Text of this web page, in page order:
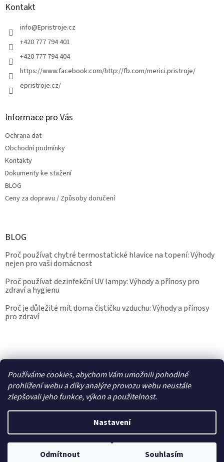
Používáme cookies, abychom Vám umožnili pohodlné
prohlížení webu a díky analýze provozu webu neustále
zlepšovali jeho funkce, výkon a použitelnost.
Nastavení
Odmítnout Souhlasím
Kontakt
info@Epristroje.cz
+420 777 794 401
+420 777 794 404
https://www.facebook.com/http://fb.com/merici.pristroje/
epristroje.cz/
Informace pro Vás
Ochrana dat
Obchodní podmínky
Kontakty
Dokumenty ke stažení
BLOG
Ceny za dopravu / Způsoby doručení
BLOG
Proč používat chytré termostatické hlavice na topení: Výhody
nejen pro vaši domácnost
Proč používat dezinfekční UV lampy: Výhody a přínosy pro
zdraví a hygienu
Proč je důležité mít doma čističku vzduchu: Výhody a přínosy
pro zdraví
Vytvořil Shoptet
Copyright 2026Epřístroje.cz. Všechna práva vyhrazena.Upravit